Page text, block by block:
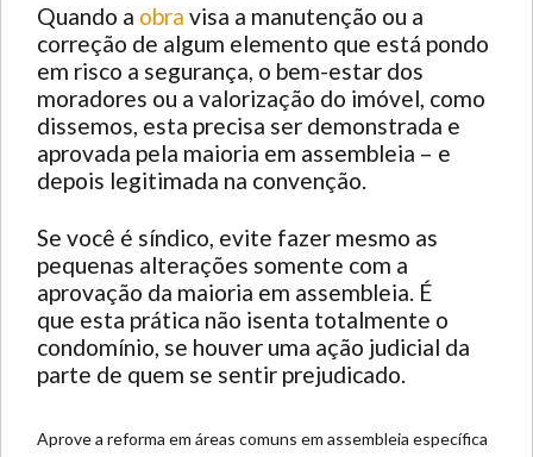
Quando a obra visa a manutenção ou a
correção de algum elemento que está pondo
em risco a segurança, o bem-estar dos
moradores ou a valorização do imóvel, como
dissemos, esta precisa ser demonstrada e
aprovada pela maioria em assembleia – e
depois legitimada na convenção.
Se você é síndico, evite fazer mesmo as
pequenas alterações somente com a
aprovação da maioria em assembleia. É
que esta prática não isenta totalmente o
condomínio, se houver uma ação judicial da
parte de quem se sentir prejudicado.
Aprove a reforma em áreas comuns em assembleia específica